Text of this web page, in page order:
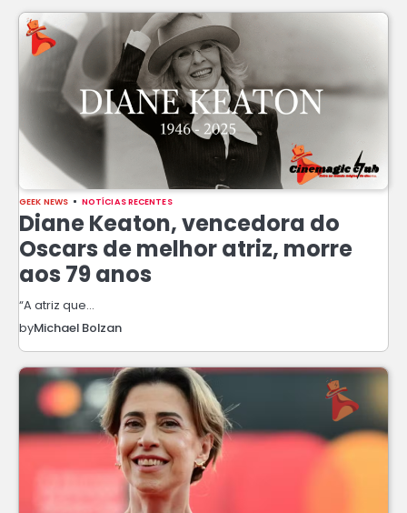
GEEK NEWS NOTÍCIAS RECENTES
Diane Keaton, vencedora do
Oscars de melhor atriz, morre
aos 79 anos
“A atriz que…
byMichael Bolzan